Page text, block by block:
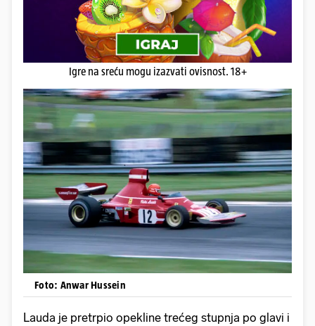
Igre na sreću mogu izazvati ovisnost. 18+
Foto: Anwar Hussein
Lauda je pretrpio opekline trećeg stupnja po glavi i